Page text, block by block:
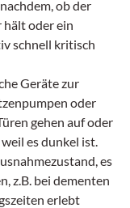
ob der
hält oder ein
schnell kritisch
Geräte zur
oder
gehen auf oder
es dunkel ist.
es
z.B. bei dementen
erlebt